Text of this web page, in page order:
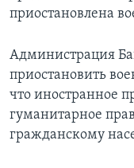
приостановлена
Администрация
приостановить
что иностранное
гуманитарное
гражданскому